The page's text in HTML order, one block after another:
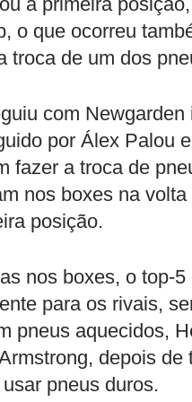
o que ocorreu
troca de um dos
com
por Álex Palou
fazer a troca de
nos boxes na
posição.
nos boxes, o top-
para os rivais,
pneus aquecidos,
depois
pneus duros.